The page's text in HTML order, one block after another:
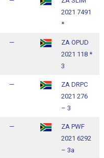
2021 7491
*
—
ZA OPUD
2021 118 *
3
—
ZA DRPC
2021 276
– 3
—
ZA PWF
2021 6292
– 3a